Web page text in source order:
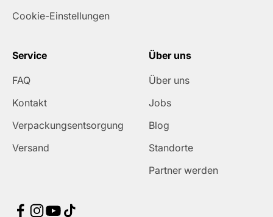
Cookie-Einstellungen
Service
FAQ
Kontakt
Verpackungsentsorgung
Versand
Über uns
Über uns
Jobs
Blog
Standorte
Partner werden